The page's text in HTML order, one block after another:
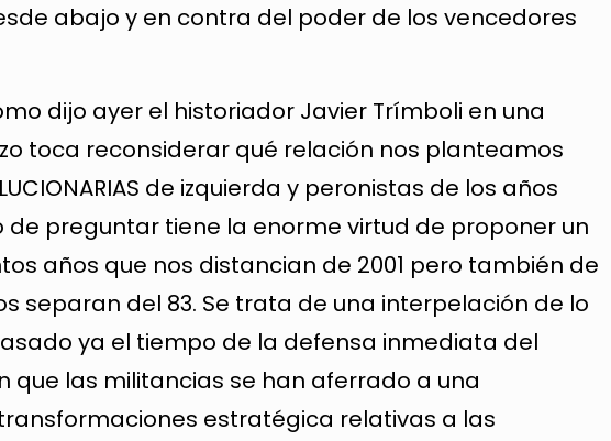
abajo y en contra del poder de los vencedores
dijo ayer el historiador Javier Trímboli en una
toca reconsiderar qué relación nos planteamos
de izquierda y peronistas de los años
preguntar tiene la enorme virtud de proponer un
años que nos distancian de 2001 pero también de
separan del 83. Se trata de una interpelación de lo
ya el tiempo de la defensa inmediata del
que las militancias se han aferrado a una
estratégica relativas a las